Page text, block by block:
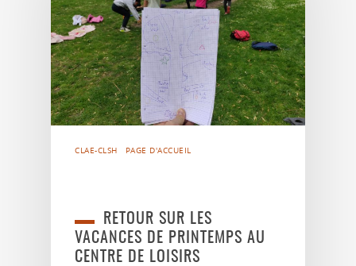
CLAE-CLSH PAGE D'ACCUEIL
RETOUR SUR LES
VACANCES DE PRINTEMPS AU
CENTRE DE LOISIRS